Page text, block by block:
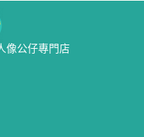
像公仔專門店